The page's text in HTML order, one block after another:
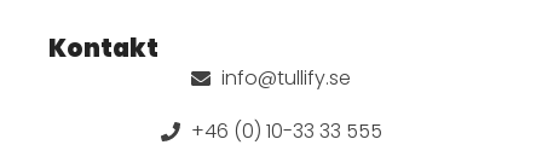
Kontakt
info@tullify.se
+46 (0) 10-33 33 555